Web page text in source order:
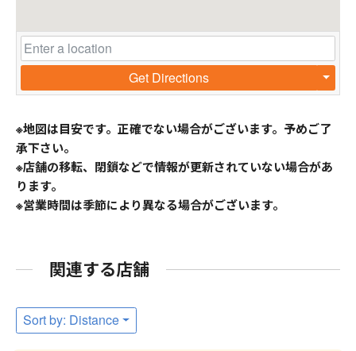
Get Directions
※地図は目安です。正確でない場合がございます。予めご了
承下さい。
※店舗の移転、閉鎖などで情報が更新されていない場合があ
ります。
※営業時間は季節により異なる場合がございます。
関連する店舗
Sort by: Distance